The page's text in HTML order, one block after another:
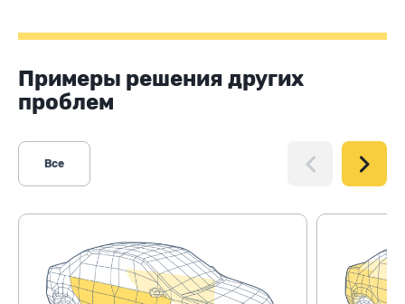
Примеры решения других
проблем
Все